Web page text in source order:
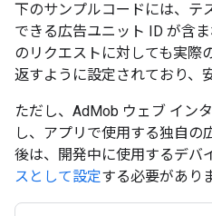
下のサンプルコードには、テ
できる広告ユニット ID が含
のリクエストに対しても実際
返すように設定されており、
ただし、AdMob ウェブ イン
し、アプリで使用する独自の
後は、開発中に使用するデバ
スとして設定する必要があり